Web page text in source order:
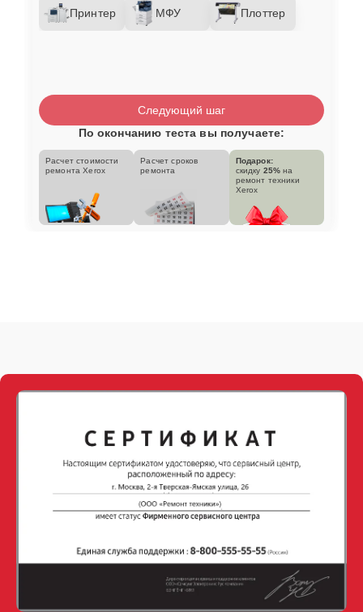
Принтер МФУ Плоттер
Следующий шаг
По окончанию теста вы получаете:
Расчет стоимости
ремонта Xerox
Расчет сроков
ремонта
Подарок:
скидку 25% на
ремонт техники
Xerox